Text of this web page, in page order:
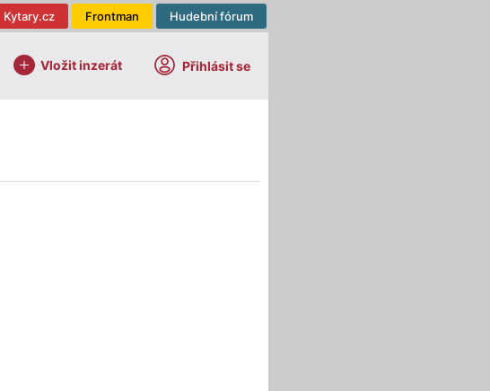
Hudební fórum
Frontman
Kytary.cz
Vložit inzerát Přihlásit se